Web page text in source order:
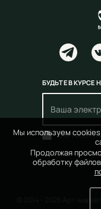
Мы используем
Продолжая
обработку
БУДЬТЕ В
© 2014 - 2026 Арт-